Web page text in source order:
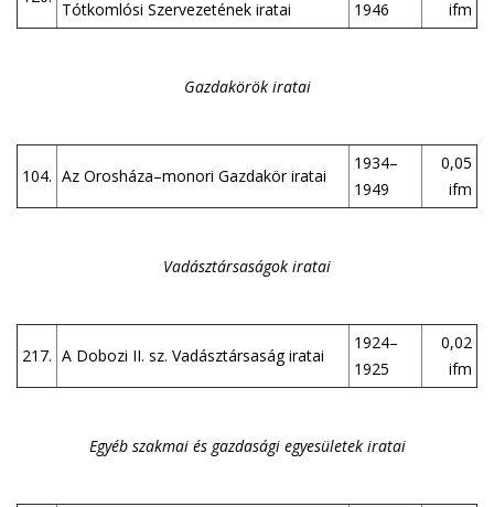
Tótkomlósi Szervezetének iratai
1946
ifm
Gazdakörök iratai
104. Az Orosháza–monori Gazdakör iratai
1934–
1949
0,05
ifm
Vadásztársaságok iratai
217. A Dobozi II. sz. Vadásztársaság iratai
1924–
1925
0,02
ifm
Egyéb szakmai és gazdasági egyesületek iratai